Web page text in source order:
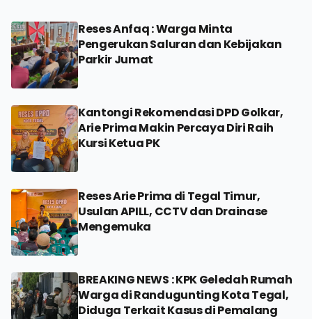
Reses Anfaq : Warga Minta
Pengerukan Saluran dan Kebijakan
Parkir Jumat
Kantongi Rekomendasi DPD Golkar,
Arie Prima Makin Percaya Diri Raih
Kursi Ketua PK
Reses Arie Prima di Tegal Timur,
Usulan APILL, CCTV dan Drainase
Mengemuka
BREAKING NEWS : KPK Geledah Rumah
Warga di Randugunting Kota Tegal,
Diduga Terkait Kasus di Pemalang